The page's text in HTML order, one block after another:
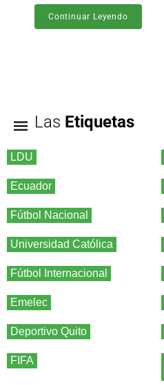
Continuar Leyendo
Las Etiquetas
LDU
Ecuador
Fútbol Nacional
Universidad Católica
Fútbol Internacional
Emelec
Deportivo Quito
FIFA